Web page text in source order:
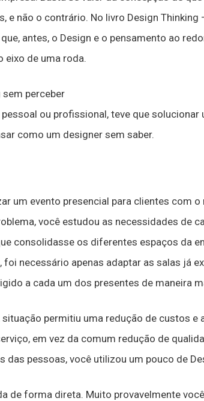
e não o contrário. No livro Design Thinking
antes, o Design e o pensamento ao
eixo de uma roda.
perceber
ou profissional, teve que solucionar
como um designer sem saber.
um evento presencial para clientes com
você estudou as necessidades de
consolidasse os diferentes espaços da
necessário apenas adaptar as salas já
a cada um dos presentes de maneira
permitiu uma redução de custos e
em vez da comum redução de
pessoas, você utilizou um pouco de
de forma direta. Muito provavelmente